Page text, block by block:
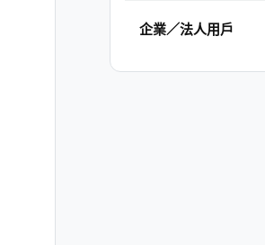
企業／法人用戶